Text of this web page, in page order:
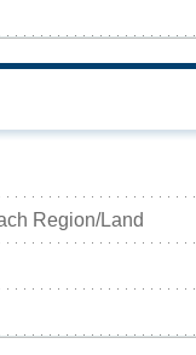
Region/Land